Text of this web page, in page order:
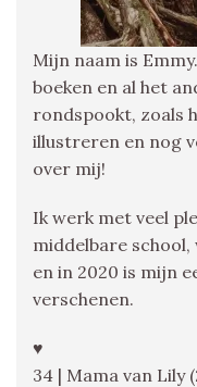
Mijn naam is
boeken en al het
rondspookt, zoals
illustreren en nog
over mij!
Ik werk met veel
middelbare
en in 2020 is mijn
verschenen.
♥
34 | Mama van Lily